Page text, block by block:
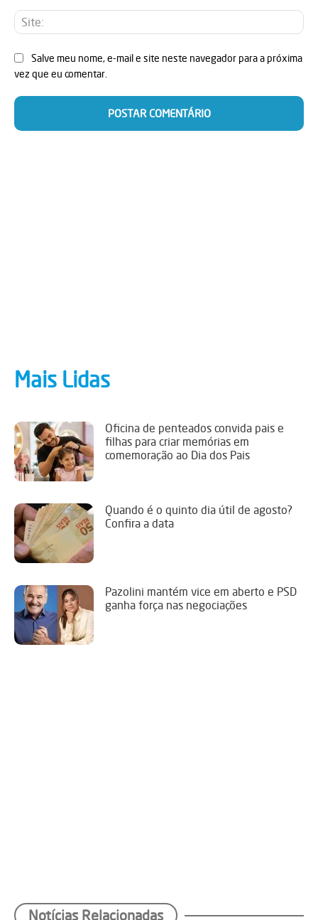
Salve meu nome, e-mail e site neste navegador para a próxima
vez que eu comentar.
Mais Lidas
Oficina de penteados convida pais e
filhas para criar memórias em
comemoração ao Dia dos Pais
Quando é o quinto dia útil de agosto?
Confira a data
Pazolini mantém vice em aberto e PSD
ganha força nas negociações
Notícias Relacionadas